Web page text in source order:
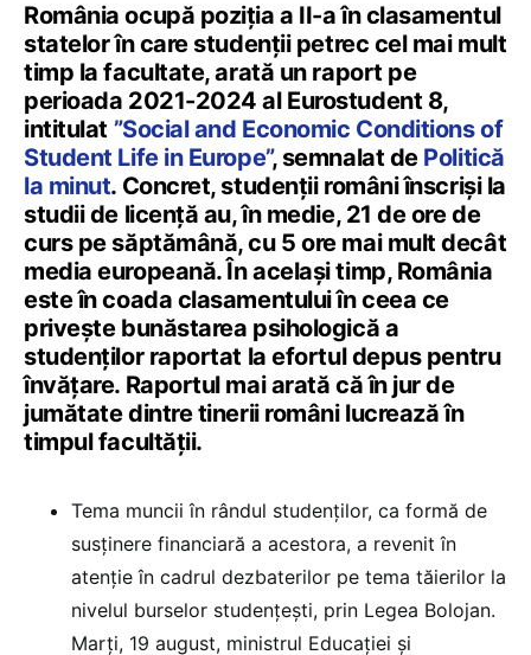
România ocupă poziția a II-a în clasamentul
statelor în care studenții petrec cel mai mult
timp la facultate, arată un raport pe
perioada 2021-2024 al Eurostudent 8,
intitulat ”Social and Economic Conditions of
Student Life in Europe”, semnalat de Politică
la minut. Concret, studenții români înscriși la
studii de licență au, în medie, 21 de ore de
curs pe săptămână, cu 5 ore mai mult decât
media europeană. În același timp, România
este în coada clasamentului în ceea ce
privește bunăstarea psihologică a
studenților raportat la efortul depus pentru
învățare. Raportul mai arată că în jur de
jumătate dintre tinerii români lucrează în
timpul facultății.
Tema muncii în rândul studenților, ca formă de
susținere financiară a acestora, a revenit în
atenție în cadrul dezbaterilor pe tema tăierilor la
nivelul burselor studențești, prin Legea Bolojan.
Marți, 19 august, ministrul Educației și